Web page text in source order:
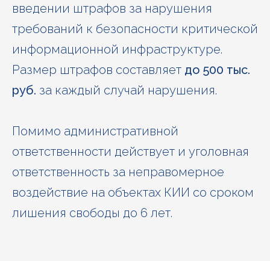
введении штрафов за нарушения
требований к безопасности критической
информационной инфраструктуре.
Размер штрафов составляет до 500 тыс.
руб. за каждый случай нарушения.
Помимо административной
ответственности действует и уголовная
ответственность за неправомерное
воздействие на объектах КИИ со сроком
лишения свободы до 6 лет.